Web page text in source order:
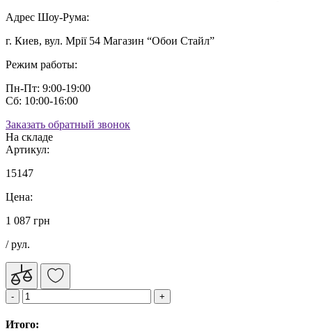
Адрес Шоу-Рума:
г. Киев, вул. Мрії 54 Магазин “Обои Стайл”
Режим работы:
Пн-Пт: 9:00-19:00
Сб: 10:00-16:00
Заказать обратный звонок
На складе
Артикул:
15147
Цена:
1 087 грн
/ рул.
Итого: